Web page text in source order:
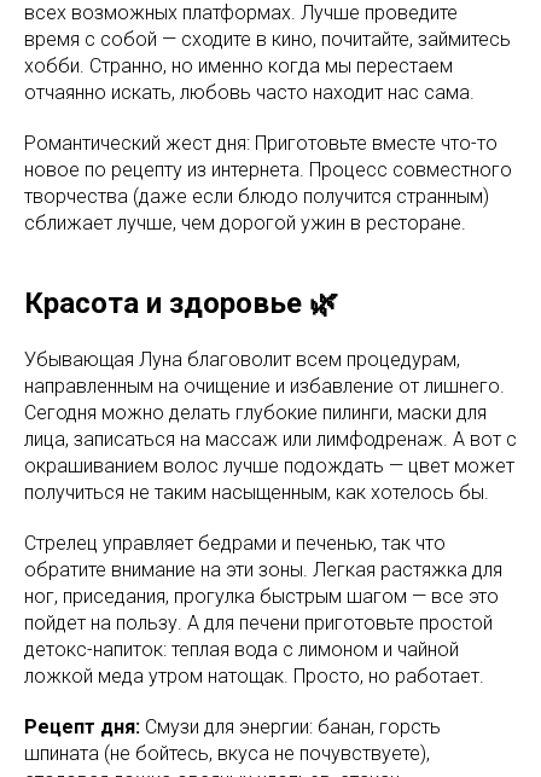
всех возможных платформах. Лучше проведите
время с собой — сходите в кино, почитайте, займитесь
хобби. Странно, но именно когда мы перестаем
отчаянно искать, любовь часто находит нас сама.
Романтический жест дня: Приготовьте вместе что-то
новое по рецепту из интернета. Процесс совместного
творчества (даже если блюдо получится странным)
сближает лучше, чем дорогой ужин в ресторане.
Красота и здоровье 🌿
Убывающая Луна благоволит всем процедурам,
направленным на очищение и избавление от лишнего.
Сегодня можно делать глубокие пилинги, маски для
лица, записаться на массаж или лимфодренаж. А вот с
окрашиванием волос лучше подождать — цвет может
получиться не таким насыщенным, как хотелось бы.
Стрелец управляет бедрами и печенью, так что
обратите внимание на эти зоны. Легкая растяжка для
ног, приседания, прогулка быстрым шагом — все это
пойдет на пользу. А для печени приготовьте простой
детокс-напиток: теплая вода с лимоном и чайной
ложкой меда утром натощак. Просто, но работает.
Рецепт дня: Смузи для энергии: банан, горсть
шпината (не бойтесь, вкуса не почувствуете),